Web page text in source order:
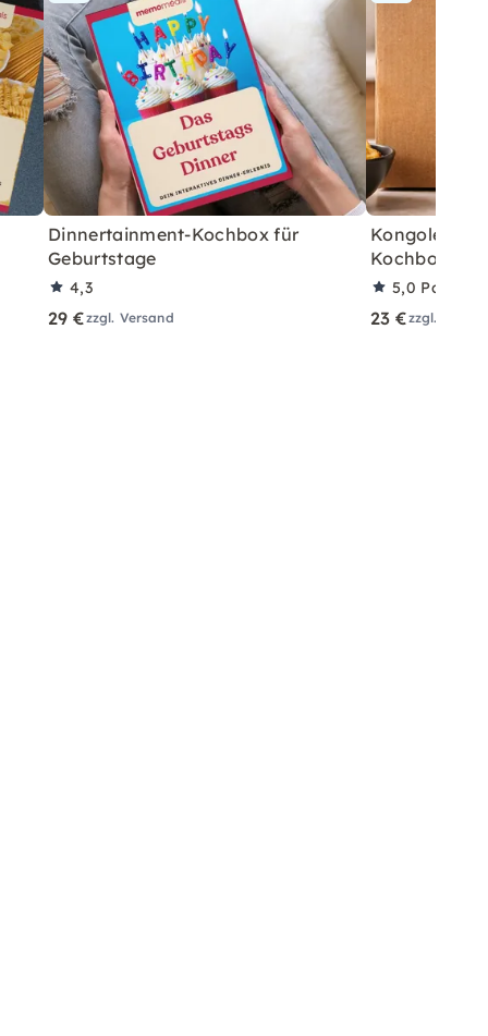
Dinnertainment-Kochbox für
Geburtstage
4,3
29 €zzgl. Versand
Kochbox für
5,0
23 €zzgl.